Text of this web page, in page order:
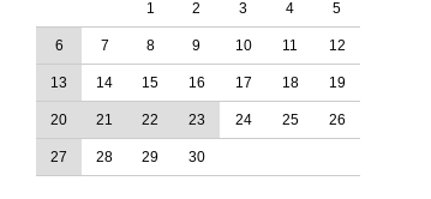
1 2 3 4 5
6 7 8 9 10 11 12
13 14 15 16 17 18 19
20 21 22 23 24 25 26
27 28 29 30